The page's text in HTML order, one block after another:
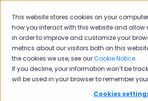
This website stores cookies on your
how you interact with this website and
in order to improve and customize your
metrics about our visitors both on this
the cookies we use, see ourCookie Notice.
If you decline, your information won’t be
will be used in your browser to remember
Cookies
Ürünler
Ürünler için alt menüyü göster
Sektörler